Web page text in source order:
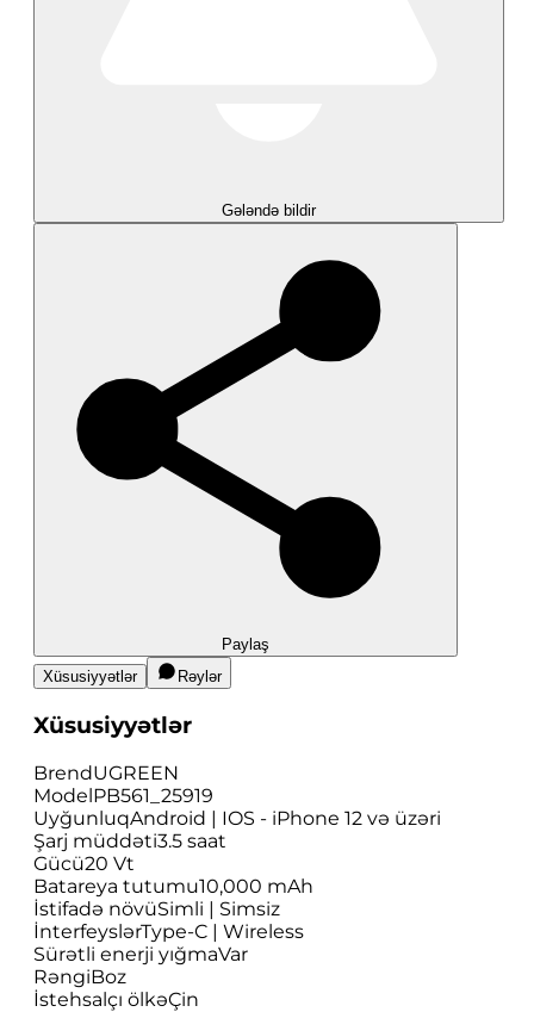
Gələndə bildir
Paylaş
Xüsusiyyətlər
Rəylər
Xüsusiyyətlər
BrendUGREEN
ModelPB561_25919
UyğunluqAndroid | IOS - iPhone 12 və üzəri
Şarj müddəti3.5 saat
Gücü20 Vt
Batareya tutumu10,000 mAh
İstifadə növüSimli | Simsiz
İnterfeyslərType-C | Wireless
Sürətli enerji yığmaVar
RəngiBoz
İstehsalçı ölkəÇin